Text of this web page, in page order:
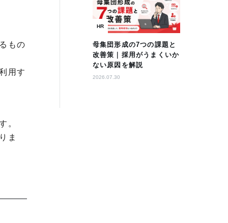
もの
用す
。
ま
HR
母集団形成の7つの課題と
改善策｜採用がうまくいか
ない原因を解説
2026.07.30